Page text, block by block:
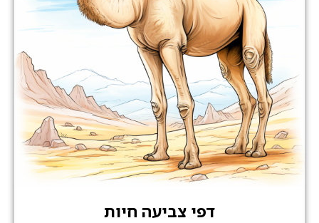
דפי צביעה חיות